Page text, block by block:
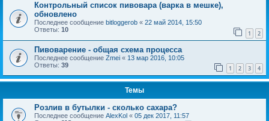
Контрольный список пивовара (варка в мешке),
обновлено
Последнее сообщение bitloggerob « 22 май 2014, 15:50
Ответы: 10 1 2
Пивоварение - общая схема процесса
Последнее сообщение Zmei « 13 мар 2016, 10:05
Ответы: 39 1 2 3 4
Темы
Розлив в бутылки - сколько сахара?
Последнее сообщение AlexKol « 05 дек 2017, 11:57